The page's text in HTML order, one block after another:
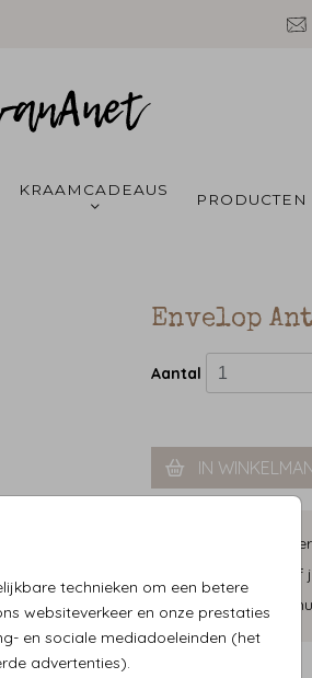
PRODUCTEN
technieken om een betere
websiteverkeer en onze prestaties
en sociale mediadoeleinden (het
advertenties).
Envelop
Aantal
IN
Persoonlijke
Eenvoudig
Levering aan